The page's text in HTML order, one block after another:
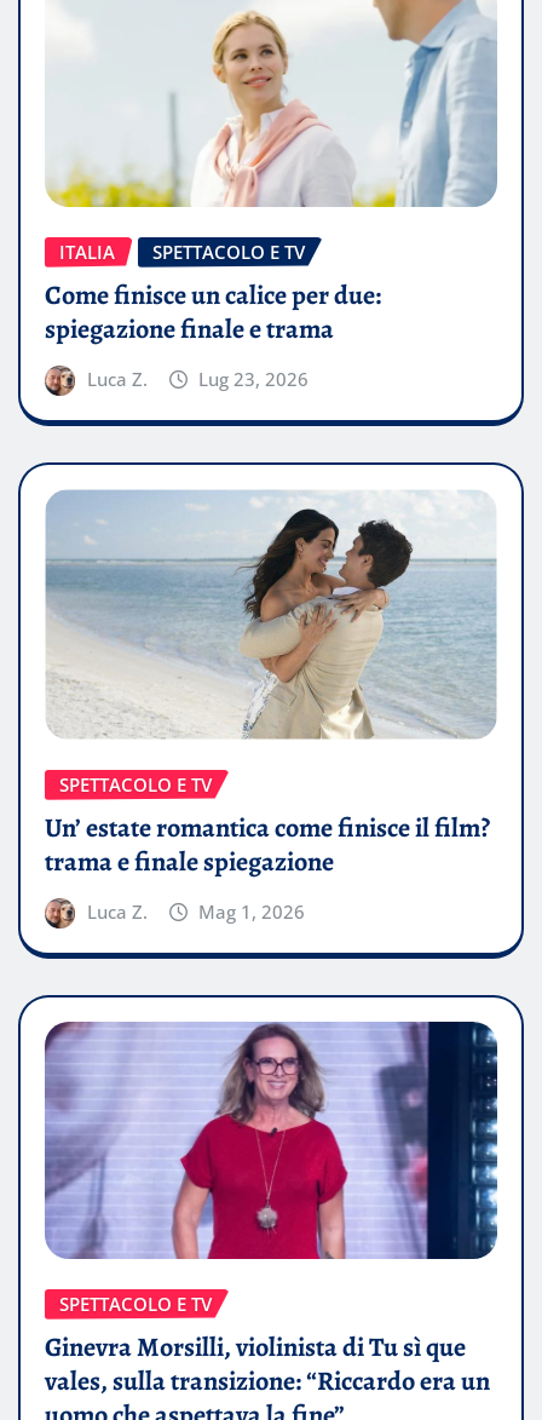
ITALIA SPETTACOLO E TV
Come finisce un calice per due:
spiegazione finale e trama
Luca Z. Lug 23, 2026
SPETTACOLO E TV
Un’ estate romantica come finisce il film?
trama e finale spiegazione
Luca Z. Mag 1, 2026
SPETTACOLO E TV
Ginevra Morsilli, violinista di Tu sì que
vales, sulla transizione: “Riccardo era un